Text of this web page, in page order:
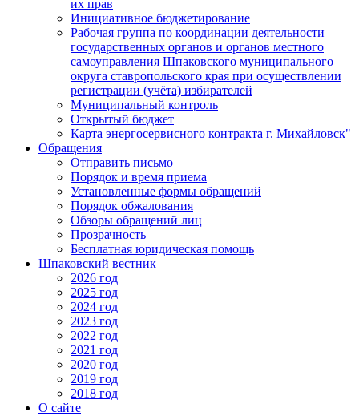
их прав
Инициативное бюджетирование
Рабочая группа по координации деятельности
государственных органов и органов местного
самоуправления Шпаковского муниципального
округа ставропольского края при осуществлении
регистрации (учёта) избирателей
Муниципальный контроль
Открытый бюджет
Карта энергосервисного контракта г. Михайловск"
Обращения
Отправить письмо
Порядок и время приема
Установленные формы обращений
Порядок обжалования
Обзоры обращений лиц
Прозрачность
Бесплатная юридическая помощь
Шпаковский вестник
2026 год
2025 год
2024 год
2023 год
2022 год
2021 год
2020 год
2019 год
2018 год
О сайте